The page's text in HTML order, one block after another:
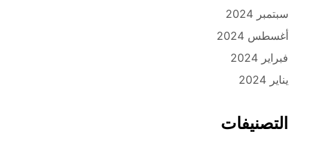
سبتمبر 2024
أغسطس 2024
فبراير 2024
يناير 2024
التصنيفات